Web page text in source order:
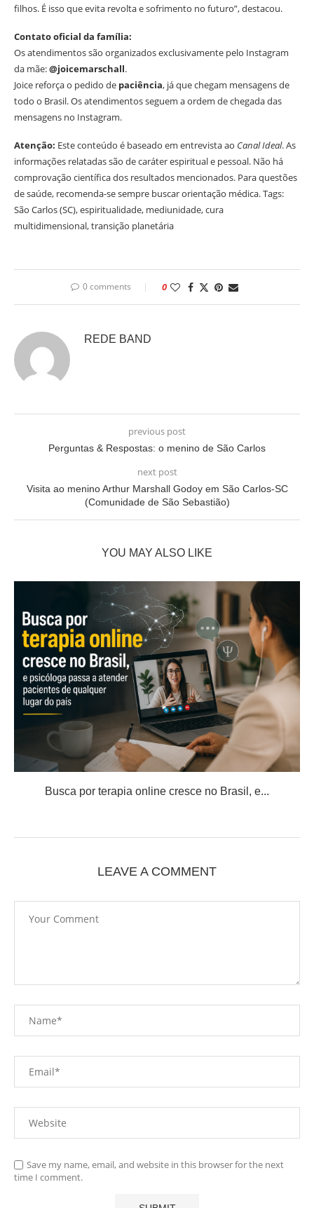
filhos. É isso que evita revolta e sofrimento no futuro”, destacou.
Contato oficial da família:
Os atendimentos são organizados exclusivamente pelo Instagram
da mãe:@joicemarschall.
Joice reforça o pedido de paciência, já que chegam mensagens de
todo o Brasil. Os atendimentos seguem a ordem de chegada das
mensagens no Instagram.
Atenção: Este conteúdo é baseado em entrevista ao Canal Ideal. As
informações relatadas são de caráter espiritual e pessoal. Não há
comprovação científica dos resultados mencionados. Para questões
de saúde, recomenda-se sempre buscar orientação médica. Tags:
São Carlos (SC), espiritualidade, mediunidade, cura
multidimensional, transição planetária
0 comments 0
REDE BAND
previous post
Perguntas & Respostas: o menino de São Carlos
next post
Visita ao menino Arthur Marshall Godoy em São Carlos-SC
(Comunidade de São Sebastião)
YOU MAY ALSO LIKE
Busca por terapia online cresce no Brasil, e...
LEAVE A COMMENT
Save my name, email, and website in this browser for the next
time I comment.